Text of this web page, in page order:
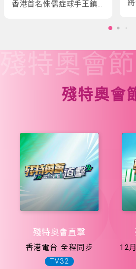
香港首名侏儒症球手王鎮
殘特奧會
殘特奧會
殘特奧會直擊
香港電台 全程同步
TV32
12